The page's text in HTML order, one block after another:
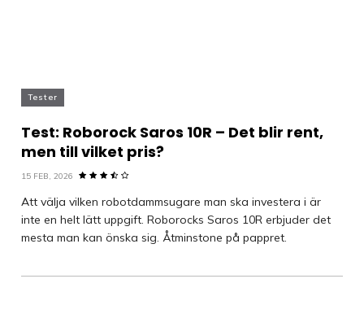
Tester
Test: Roborock Saros 10R – Det blir rent,
men till vilket pris?
15 FEB, 2026
Att välja vilken robotdammsugare man ska investera i är
inte en helt lätt uppgift. Roborocks Saros 10R erbjuder det
mesta man kan önska sig. Åtminstone på pappret.